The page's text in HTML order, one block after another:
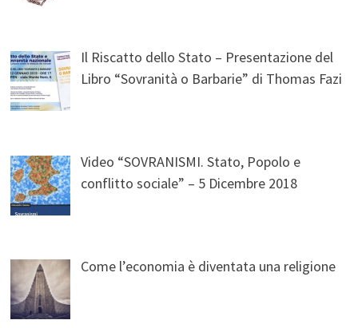
Il Riscatto dello Stato – Presentazione del
Libro “Sovranità o Barbarie” di Thomas Fazi
Video “SOVRANISMI. Stato, Popolo e
conflitto sociale” – 5 Dicembre 2018
Come l’economia è diventata una religione